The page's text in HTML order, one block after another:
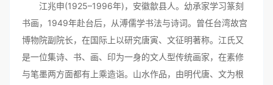
江兆申(1925–1996年)，安徽歙县人。幼承家学习篆刻
书画，1949年赴台后，从溥儒学书法与诗词。曾任台湾故宫
博物院副院长，在国际上以研究唐寅、文征明著称。江氏又
是一位集诗、书、画、印为一身的文人型传统画家，在素修
与笔墨两方面都有上乘造诣。山水作品，由明代唐、文为根